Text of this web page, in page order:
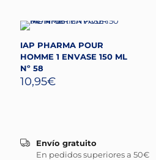
IAP PHARMA POUR
HOMME 1 ENVASE 150 ML
Nº 58
10,95€
Envío gratuito
En pedidos superiores a 50€